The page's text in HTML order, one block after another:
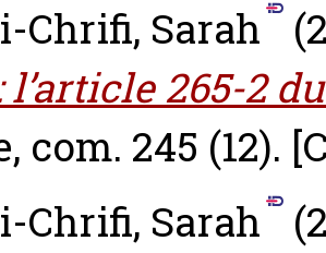
Chrifi, Sarah
265-2
com. 245 (12).
Chrifi, Sarah